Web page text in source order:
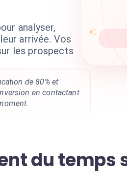
analyser,
arrivée. Vos
les prospects
de 80% et
en contactant
du temps